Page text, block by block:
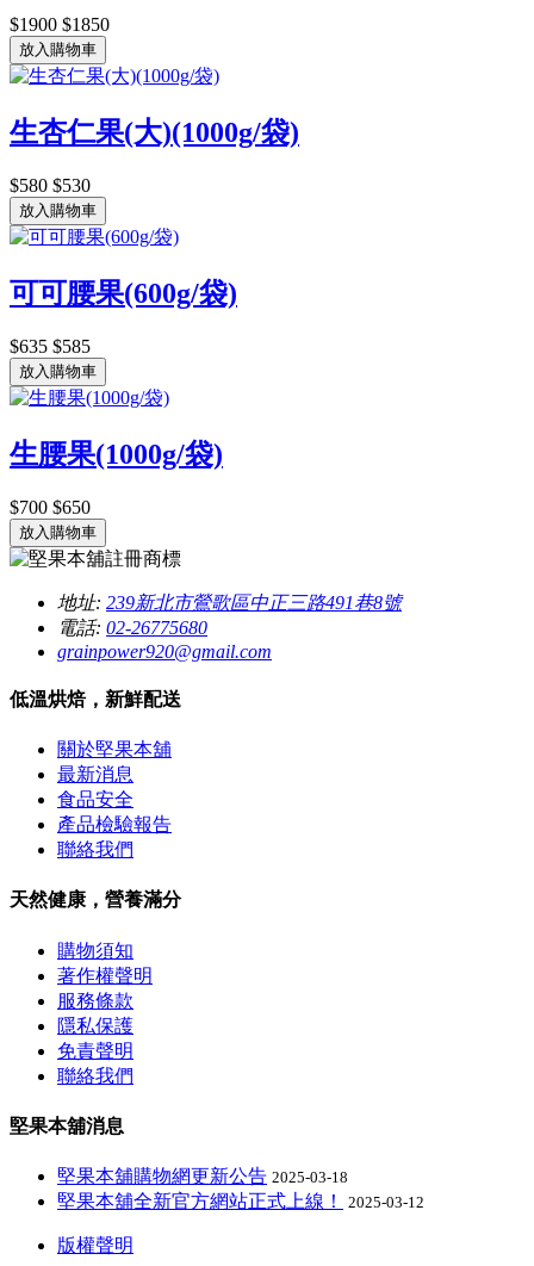
$1900 $1850
放入購物車
生杏仁果(大)(1000g/袋)
$580 $530
放入購物車
可可腰果(600g/袋)
$635 $585
放入購物車
生腰果(1000g/袋)
$700 $650
放入購物車
地址: 239新北市鶯歌區中正三路491巷8號
電話: 02-26775680
grainpower920@gmail.com
低溫烘焙，新鮮配送
關於堅果本舖
最新消息
食品安全
產品檢驗報告
聯絡我們
天然健康，營養滿分
購物須知
著作權聲明
服務條款
隱私保護
免責聲明
聯絡我們
堅果本舖消息
堅果本舖購物網更新公告 2025-03-18
堅果本舖全新官方網站正式上線！ 2025-03-12
版權聲明